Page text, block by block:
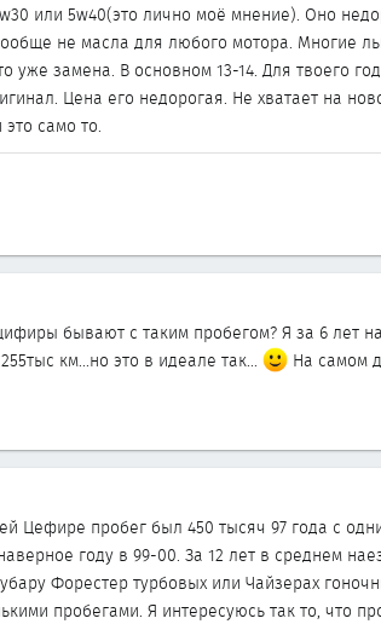
или 5w40(это лично моё мнение). Оно
не масла для любого мотора. Многие
уже замена. В основном 13-14. Для твоего
Цена его недорогая. Не хватает на
само то.
бывают с таким пробегом? Я за 6 лет
км...но это в идеале так...
На самом
Цефире пробег был 450 тысяч 97 года с
году в 99-00. За 12 лет в среднем
Форестер турбовых или Чайзерах
пробегами. Я интересуюсь так то, что